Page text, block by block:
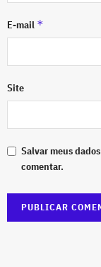
E-mail *
Site
Salvar meus
comentar.